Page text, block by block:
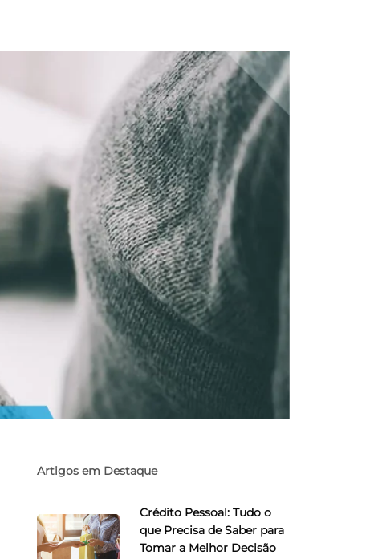
Artigos em Destaque
Crédito Pessoal: Tudo o
que Precisa de Saber para
Tomar a Melhor Decisão